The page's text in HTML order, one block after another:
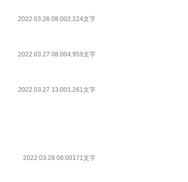
2022.03.26 08:002,124文字
2022.03.27 08:004,959文字
2022.03.27 13:001,261文字
2022.03.28 08:00171文字